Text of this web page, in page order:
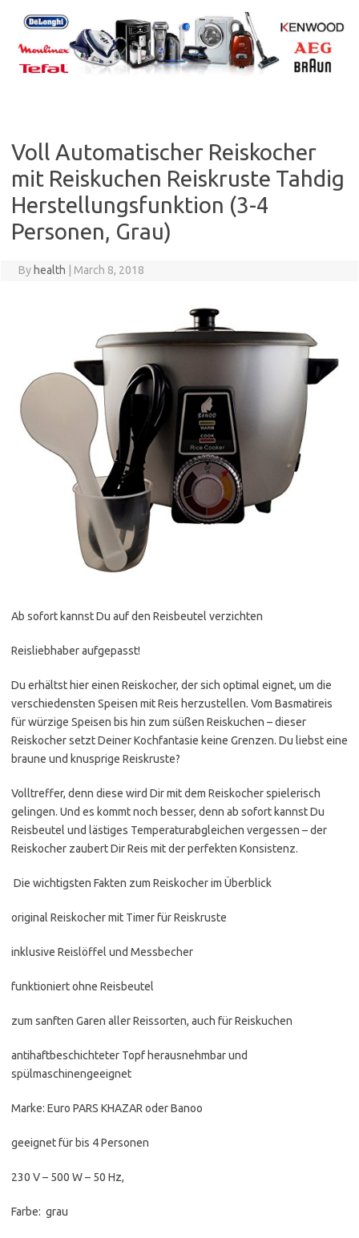
content
Voll Automatischer Reiskocher
mit Reiskuchen Reiskruste Tahdig
Herstellungsfunktion (3-4
Personen, Grau)
By health March 8, 2018
Ab sofort kannst Du auf den Reisbeutel verzichten
Reisliebhaber aufgepasst!
Du erhältst hier einen Reiskocher, der sich optimal eignet, um die
verschiedensten Speisen mit Reis herzustellen. Vom Basmatireis
für würzige Speisen bis hin zum süßen Reiskuchen – dieser
Reiskocher setzt Deiner Kochfantasie keine Grenzen. Du liebst eine
braune und knusprige Reiskruste?
Volltreffer, denn diese wird Dir mit dem Reiskocher spielerisch
gelingen. Und es kommt noch besser, denn ab sofort kannst Du
Reisbeutel und lästiges Temperaturabgleichen vergessen – der
Reiskocher zaubert Dir Reis mit der perfekten Konsistenz.
Die wichtigsten Fakten zum Reiskocher im Überblick
original Reiskocher mit Timer für Reiskruste
inklusive Reislöffel und Messbecher
funktioniert ohne Reisbeutel
zum sanften Garen aller Reissorten, auch für Reiskuchen
antihaftbeschichteter Topf herausnehmbar und
spülmaschinengeeignet
Marke: Euro PARS KHAZAR oder Banoo
geeignet für bis 4 Personen
230 V – 500 W – 50 Hz,
Farbe: grau